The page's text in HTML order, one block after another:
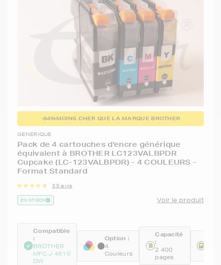
-84%MOINS CHER QUE LA MARQUE BROTHER
GENERIQUE
Pack de 4 cartouches d'encre générique
équivalent à BROTHER LC123VALBPDR
Cupcake (LC-123VALBPDR) - 4 COULEURS -
Format Standard
33 avis
EN STOCK Voir le produit
Compatible
:
BROTHER
MFC J 4610
DW
Option :
4
Couleurs
Capacité
:
2 400
pages